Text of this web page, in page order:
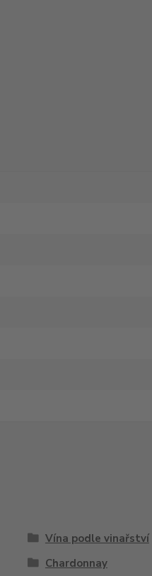
Vína podle vinařství
Chardonnay